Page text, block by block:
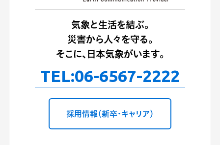
気象と生活を結ぶ。
災害から人々を守る。
そこに、日本気象がいます。
TEL:06-6567-2222
採用情報（新卒・キャリア）